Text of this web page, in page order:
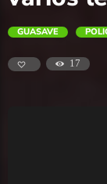
GUASAVE
17